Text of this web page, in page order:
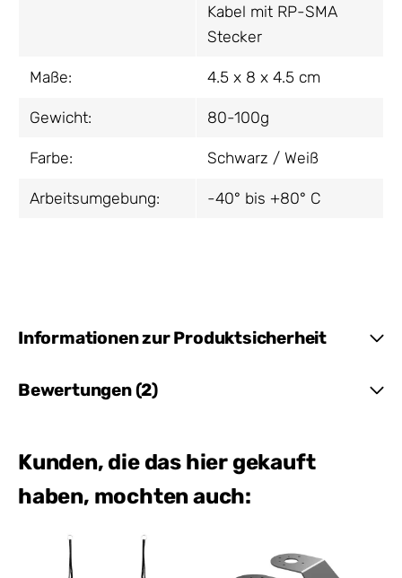
Kabel mit RP-SMA
Stecker
Maße: 4.5 x 8 x 4.5 cm
Gewicht: 80-100g
Farbe: Schwarz / Weiß
Arbeitsumgebung: -40° bis +80° C
Informationen zur Produktsicherheit
Bewertungen (2)
Kunden, die das hier gekauft
haben, mochten auch: